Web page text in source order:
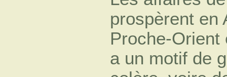
prospèrent en
Proche-
a un motif de